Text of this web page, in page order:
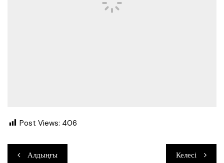
Post Views: 406
Навигация
Алдыңғы Келесі